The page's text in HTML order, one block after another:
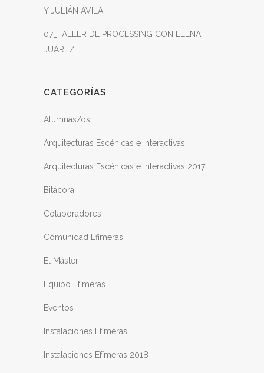
Y JULIÁN ÁVILA!
07_TALLER DE PROCESSING CON ELENA
JUÁREZ
CATEGORÍAS
Alumnas/os
Arquitecturas Escénicas e Interactivas
Arquitecturas Escénicas e Interactivas 2017
Bitácora
Colaboradores
Comunidad Efimeras
El Máster
Equipo Efímeras
Eventos
Instalaciones Efímeras
Instalaciones Efímeras 2018